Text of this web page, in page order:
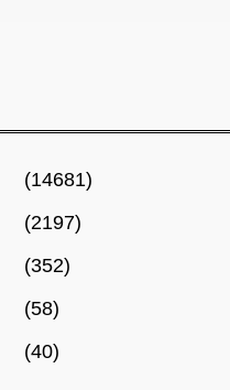
(14681)
(2197)
(352)
(58)
(40)